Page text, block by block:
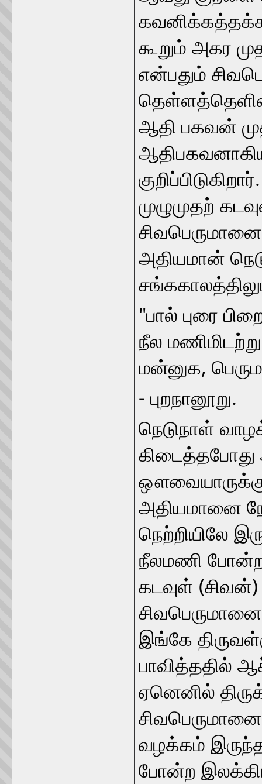
கூறும் அகர
என்பதும்
ஆதி பகவன்
முழுமுதற்
அதியமான்
"பால் புரை
நீல
மன்னுக,
- புறநானூறு.
நெடுநாள்
அதியமானை
நெற்றியிலே
நீலமணி போன்ற
கடவுள்
இங்கே
பாவித்ததில்
ஏனெனில்
சிவபெருமானை
வழக்கம்
போன்ற